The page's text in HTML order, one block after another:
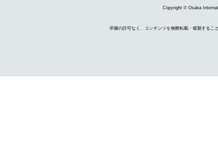
Copyright © Osaka
学園の許可なく、コンテンツを無断転載・複製するこ